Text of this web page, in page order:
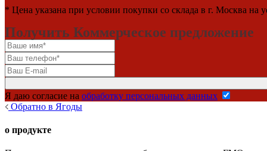
* Цена указана при условии покупки со склада в г. Москва на
Получить Коммерческое предложение
Я даю согласие на обработку персональных данных
Обратно в Ягоды
о продукте